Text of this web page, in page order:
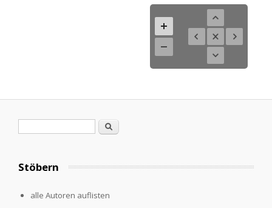
Suche
Stöbern
alle Autoren auflisten